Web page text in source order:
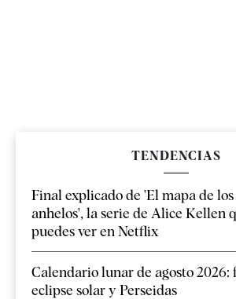
TENDENCIAS
Final explicado de 'El mapa de los
anhelos', la serie de Alice Kellen
puedes ver en Netflix
Calendario lunar de agosto 2026:
eclipse solar y Perseidas